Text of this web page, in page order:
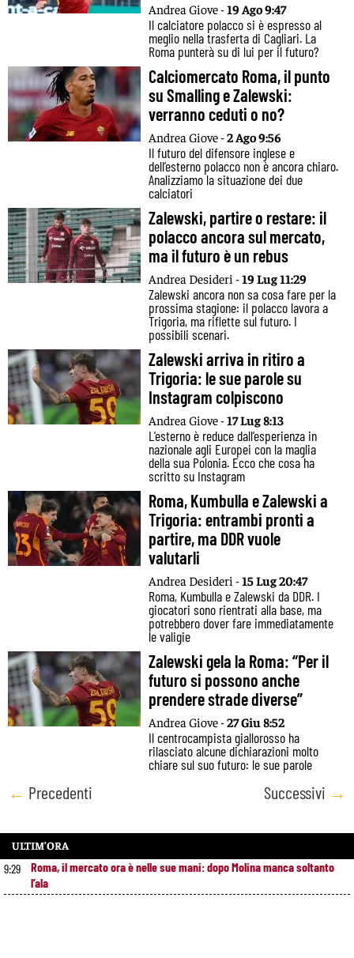
Andrea Giove -19 Ago 9:47
Il calciatore polacco si è espresso al
meglio nella trasferta di Cagliari. La
Roma punterà su di lui per il futuro?
Calciomercato Roma, il punto
su Smalling e Zalewski:
verranno ceduti o no?
Andrea Giove -2 Ago 9:56
Il futuro del difensore inglese e
dell’esterno polacco non è ancora chiaro.
Analizziamo la situazione dei due
calciatori
Zalewski, partire o restare: il
polacco ancora sul mercato,
ma il futuro è un rebus
Andrea Desideri -19 Lug 11:29
Zalewski ancora non sa cosa fare per la
prossima stagione: il polacco lavora a
Trigoria, ma riflette sul futuro. I
possibili scenari.
Zalewski arriva in ritiro a
Trigoria: le sue parole su
Instagram colpiscono
Andrea Giove -17 Lug 8:13
L’esterno è reduce dall’esperienza in
nazionale agli Europei con la maglia
della sua Polonia. Ecco che cosa ha
scritto su Instagram
Roma, Kumbulla e Zalewski a
Trigoria: entrambi pronti a
partire, ma DDR vuole
valutarli
Andrea Desideri -15 Lug 20:47
Roma, Kumbulla e Zalewski da DDR. I
giocatori sono rientrati alla base, ma
potrebbero dover fare immediatamente
le valigie
Zalewski gela la Roma: “Per il
futuro si possono anche
prendere strade diverse”
Andrea Giove -27 Giu 8:52
Il centrocampista giallorosso ha
rilasciato alcune dichiarazioni molto
chiare sul suo futuro: le sue parole
Posts
navigation
← Precedenti Successivi →
ULTIM’ORA
9:29
Roma, il mercato ora è nelle sue mani: dopo Molina manca soltanto
l’ala